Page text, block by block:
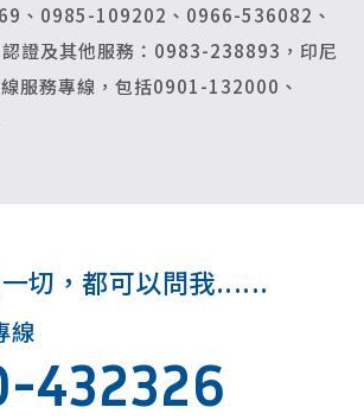
、0985-109202、0966-536082、
證及其他服務：0983-238893，印尼
服務專線，包括0901-132000、
切，都可以問我......
線
432326